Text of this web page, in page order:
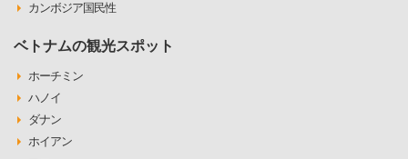
カンボジア国民性
ベトナムの観光スポット
ホーチミン
ハノイ
ダナン
ホイアン